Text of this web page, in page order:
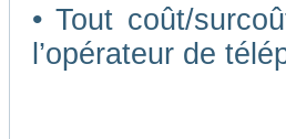
• Tout coût/
l’opérateur de